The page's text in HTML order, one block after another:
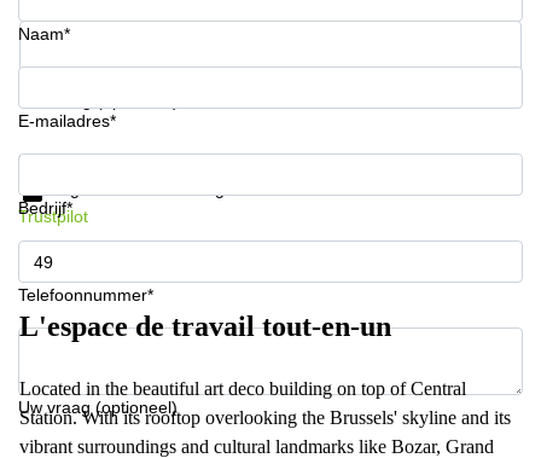
Naam*
E-mailadres*
Bedrijf*
Telefoonnummer*
Uw vraag (optioneel)
Krijg informatie en prijzen
Trustpilot
L'espace de travail tout-en-un
Located in the beautiful art deco building on top of Central
Station. With its rooftop overlooking the Brussels' skyline and its
vibrant surroundings and cultural landmarks like Bozar, Grand